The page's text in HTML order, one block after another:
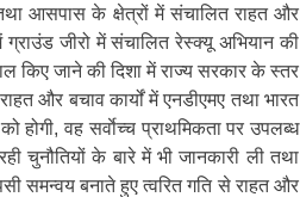
आसपास के क्षेत्रों में संचालित राहत और
ग्राउंड जीरो में संचालित रेस्क्यू अभियान की
किए जाने की दिशा में राज्य सरकार के स्तर
और बचाव कार्यों में एनडीएमए तथा भारत
वह सर्वाेच्च प्राथमिकता पर उपलब्ध
चुनौतियों के बारे में भी जानकारी ली तथा
समन्वय बनाते हुए त्वरित गति से राहत और